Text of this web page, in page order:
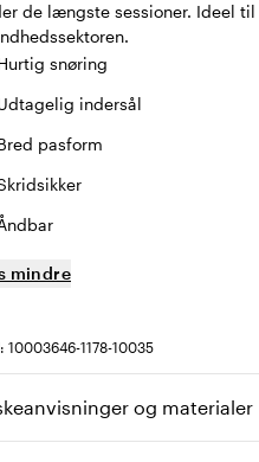
de længste sessioner. Ideel
snøring
indersål
pasform
mindre
10003646-1178-10035
og materialer